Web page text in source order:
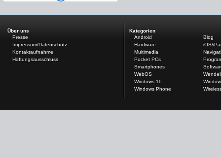
Über uns
Presse
Impressum/Datenschutz
Kontaktaufnahme
Haftungsausschluss
Kategorien
Android
Blog
Hardware
iOS/
Multimedia
Pocket PCs
Smartphones
WebOS
Windows 11
Windows Phone